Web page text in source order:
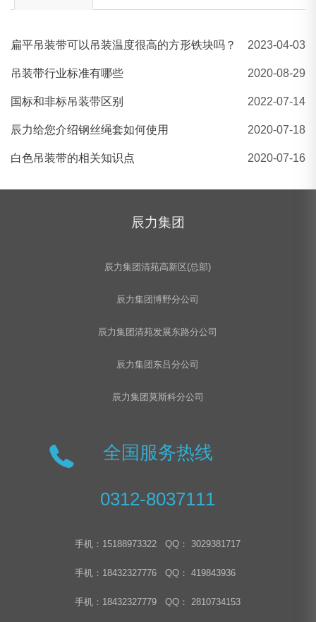
扁平吊装带可以吊装温度很高的方形铁块吗？ 2023-04-03
吊装带行业标准有哪些 2020-08-29
国标和非标吊装带区别 2022-07-14
辰力给您介绍钢丝绳套如何使用 2020-07-18
白色吊装带的相关知识点 2020-07-16
辰力集团
辰力集团清苑高新区(总部)
辰力集团博野分公司
辰力集团清苑发展东路分公司
辰力集团东吕分公司
辰力集团莫斯科分公司
全国服务热线
0312-8037111
手机：15188973322 QQ： 3029381717
手机：18432327776 QQ： 419843936
手机：18432327779 QQ： 2810734153